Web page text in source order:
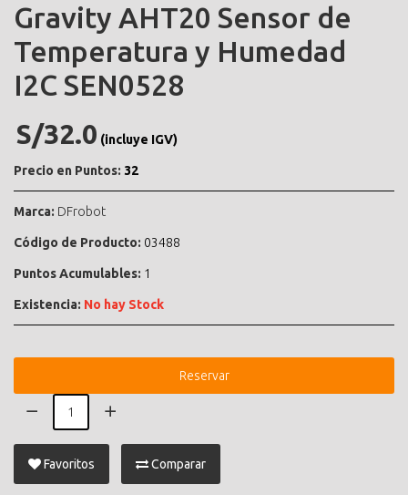
Gravity AHT20 Sensor de
Temperatura y Humedad
I2C SEN0528
S/32.0 (incluye IGV)
Precio en Puntos: 32
Marca: DFrobot
Código de Producto: 03488
Puntos Acumulables: 1
Existencia: No hay Stock
Reservar
Favoritos Comparar